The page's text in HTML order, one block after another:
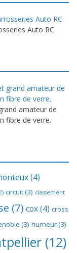
Auto RC
amateur de
fibre de verre.
(4)
circuit(3) classement
(7) cox(4) cross
(3) humeur(3)
(12)